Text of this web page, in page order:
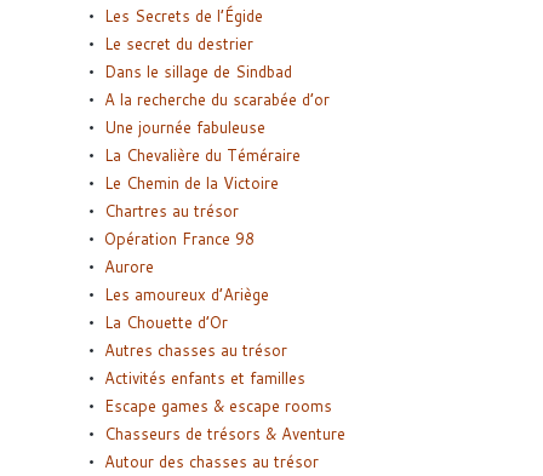
Les Secrets de l’Égide
Le secret du destrier
Dans le sillage de Sindbad
A la recherche du scarabée d’or
Une journée fabuleuse
La Chevalière du Téméraire
Le Chemin de la Victoire
Chartres au trésor
Opération France 98
Aurore
Les amoureux d’Ariège
La Chouette d’Or
Autres chasses au trésor
Activités enfants et familles
Escape games & escape rooms
Chasseurs de trésors & Aventure
Autour des chasses au trésor